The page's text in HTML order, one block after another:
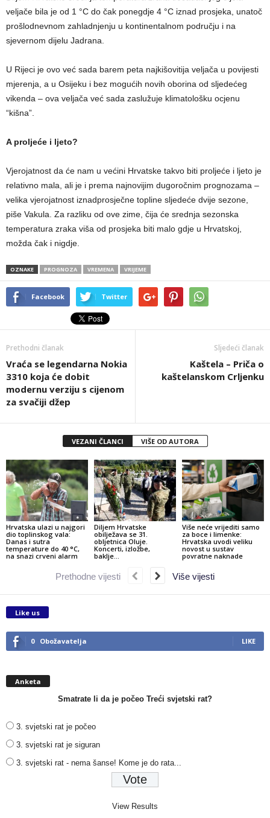
veljače bila je od 1 °C do čak ponegdje 4 °C iznad prosjeka, unatoč
prošlodnevnom zahladnjenju u kontinentalnom području i na
sjevernom dijelu Jadrana.
U Rijeci je ovo već sada barem peta najkišovitija veljača u povijesti
mjerenja, a u Osijeku i bez mogućih novih oborina od sljedećeg
vikenda – ova veljača već sada zaslužuje klimatološku ocjenu
“kišna”.
A proljeće i ljeto?
Vjerojatnost da će nam u većini Hrvatske takvo biti proljeće i ljeto je
relativno mala, ali je i prema najnovijim dugoročnim prognozama –
velika vjerojatnost iznadprosječne topline sljedeće dvije sezone,
piše Vakula. Za razliku od ove zime, čija će srednja sezonska
temperatura zraka viša od prosjeka biti malo gdje u Hrvatskoj,
možda čak i nigdje.
OZNAKE PROGNOZA VREMENA VRIJEME
Facebook Twitter
Prethodni članak
Vraća se legendarna Nokia
3310 koja će dobit
modernu verziju s cijenom
za svačiji džep
Sljedeći članak
Kaštela – Priča o
kaštelanskom Crljenku
VEZANI ČLANCI VIŠE OD AUTORA
Hrvatska ulazi u najgori
dio toplinskog vala:
Danas i sutra
temperature do 40 °C,
na snazi crveni alarm
Diljem Hrvatske
obilježava se 31.
obljetnica Oluje.
Koncerti, izložbe,
baklje…
Više neće vrijediti samo
za boce i limenke:
Hrvatska uvodi veliku
novost u sustav
povratne naknade
Prethodne vijesti Više vijesti
Like us
0 Obožavatelja LIKE
Anketa
Smatrate li da je počeo Treći svjetski rat?
3. svjetski rat je počeo
3. svjetski rat je siguran
3. svjetski rat - nema šanse! Kome je do rata...
View Results